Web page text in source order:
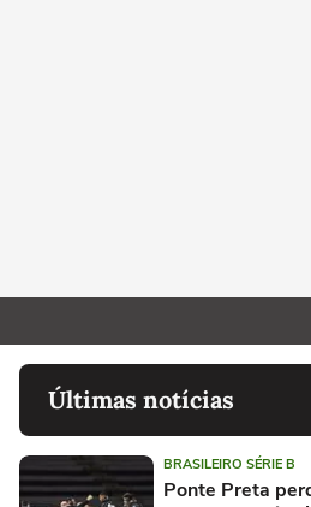
Últimas notícias
BRASILEIRO SÉRIE B
Ponte Preta